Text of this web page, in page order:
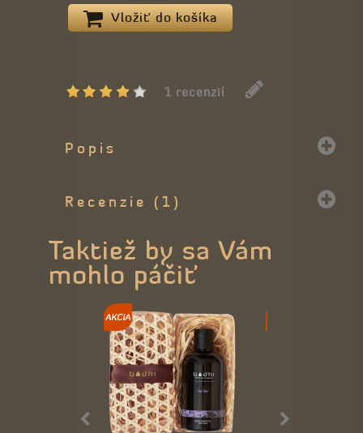
Vložiť do košíka
1 recenzií
Popis
Recenzie (1)
Taktiež by sa Vám
mohlo páčiť